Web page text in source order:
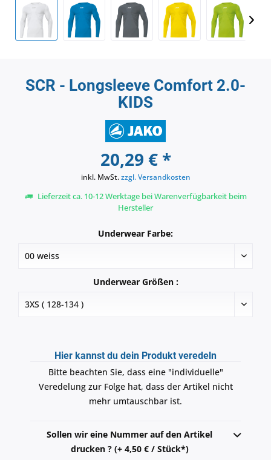
SCR - Longsleeve Comfort 2.0-
KIDS
20,29 € *
inkl. MwSt.zzgl. Versandkosten
Lieferzeit ca. 10-12 Werktage bei Warenverfügbarkeit beim
Hersteller
Underwear Farbe:
Underwear Größen :
Hier kannst du dein Produkt veredeln
Bitte beachten Sie, dass eine "individuelle"
Veredelung zur Folge hat, dass der Artikel nicht
mehr umtauschbar ist.
Sollen wir eine Nummer auf den Artikel
drucken ? (+ 4,50 € / Stück*)